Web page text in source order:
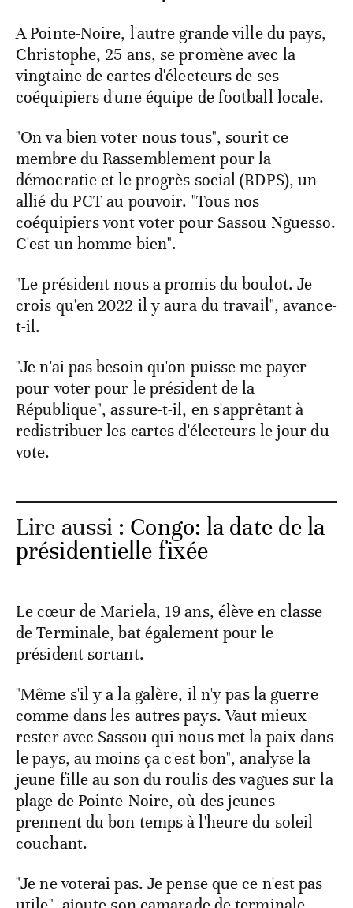
A Pointe-Noire, l'autre grande ville du pays,
Christophe, 25 ans, se promène avec la
vingtaine de cartes d'électeurs de ses
coéquipiers d'une équipe de football locale.
"On va bien voter nous tous", sourit ce
membre du Rassemblement pour la
démocratie et le progrès social (RDPS), un
allié du PCT au pouvoir. "Tous nos
coéquipiers vont voter pour Sassou Nguesso.
C'est un homme bien".
"Le président nous a promis du boulot. Je
crois qu'en 2022 il y aura du travail", avance-
t-il.
"Je n'ai pas besoin qu'on puisse me payer
pour voter pour le président de la
République", assure-t-il, en s'apprêtant à
redistribuer les cartes d'électeurs le jour du
vote.
Lire aussi : Congo: la date de la
présidentielle fixée
Le cœur de Mariela, 19 ans, élève en classe
de Terminale, bat également pour le
président sortant.
"Même s'il y a la galère, il n'y pas la guerre
comme dans les autres pays. Vaut mieux
rester avec Sassou qui nous met la paix dans
le pays, au moins ça c'est bon", analyse la
jeune fille au son du roulis des vagues sur la
plage de Pointe-Noire, où des jeunes
prennent du bon temps à l'heure du soleil
couchant.
"Je ne voterai pas. Je pense que ce n'est pas